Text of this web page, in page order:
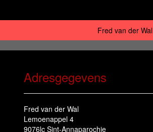
Fred van der Wal
Adresgegevens
Fred van der Wal
Lemoenappel 4
9076lc Sint-Annaparochie